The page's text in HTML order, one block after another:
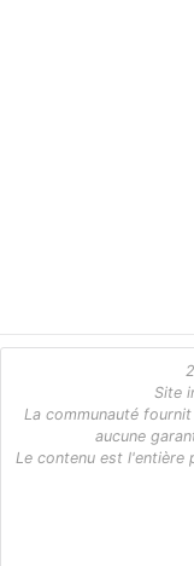
Site
La communauté
aucune
Le contenu est l'entière